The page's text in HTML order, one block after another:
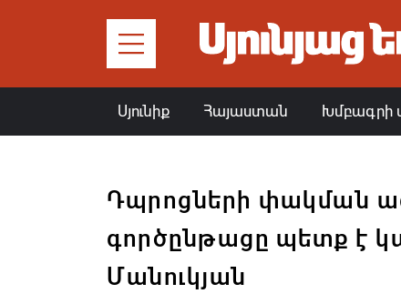
Սյունիք Հայաստան Խմբագրի
Դպրոցների փակման
գործընթացը պետք է
Մանուկյան